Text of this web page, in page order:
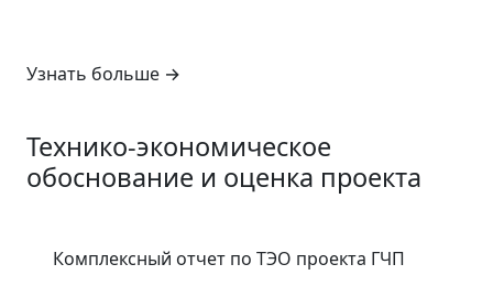
Узнать больше →
Технико-экономическое
обоснование и оценка проекта
Комплексный отчет по ТЭО проекта ГЧП